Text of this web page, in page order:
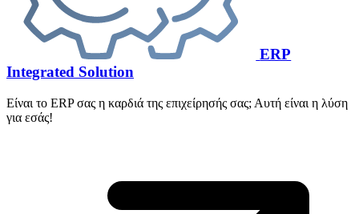
ERP
Integrated Solution
Είναι το ERP σας η καρδιά της επιχείρησής σας; Αυτή είναι η λύση
για εσάς!